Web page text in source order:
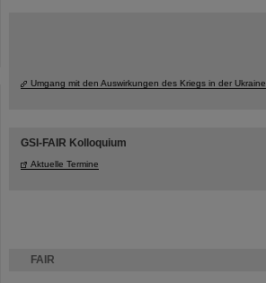
FAIR
Umgang mit den Auswirkungen des Kriegs in der Ukraine
GSI-FAIR Kolloquium
Aktuelle Termine